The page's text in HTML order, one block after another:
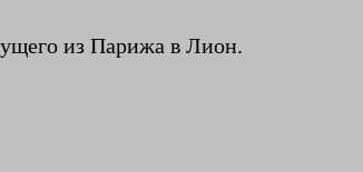
из Парижа в Лион.